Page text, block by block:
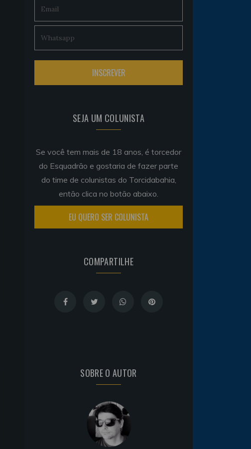
SEJA UM COLUNISTA
Se você tem mais de 18 anos, é torcedor
do Esquadrão e gostaria de fazer parte
do time de colunistas do Torcidabahia,
então clica no botão abaixo.
EU QUERO SER COLUNISTA
COMPARTILHE
SOBRE O AUTOR